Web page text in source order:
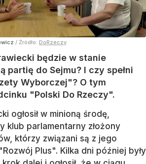
/ Źródło: DoRzeczy
będzie w stanie
partię do Sejmu? I czy spełni
Wyborczej"? O tym
"Polski Do Rzeczy".
ogłosił w minioną środę,
klub parlamentarny złożony
którzy związani są z jego
Plus". Kilka dni później były